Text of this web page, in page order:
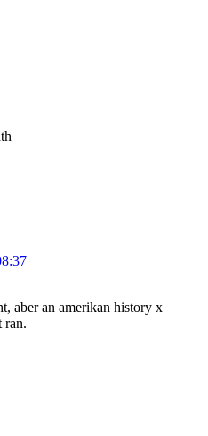
aber an amerikan history x
ran.